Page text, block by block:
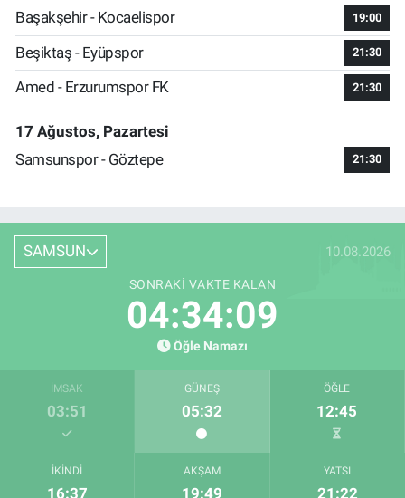
Başakşehir - Kocaelispor
19:00
Beşiktaş - Eyüpspor 21:30
Amed - Erzurumspor FK 21:30
17 Ağustos, Pazartesi
Samsunspor - Göztepe
21:30
SAMSUN 10.08.2026
SONRAKI VAKTE KALAN
04:34:08
Öğle Namazı
İMSAK
03:51
GÜNEŞ
05:32
ÖĞLE
12:45
İKINDI
16:37
AKŞAM
19:49
YATSI
21:22